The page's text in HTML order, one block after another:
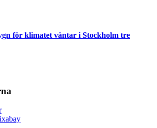
för klimatet väntar i Stockholm tre